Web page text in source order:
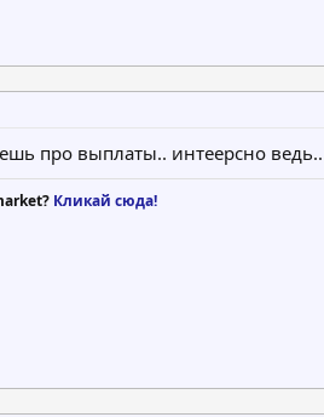
про выплаты.. интеерсно
Кликай сюда!